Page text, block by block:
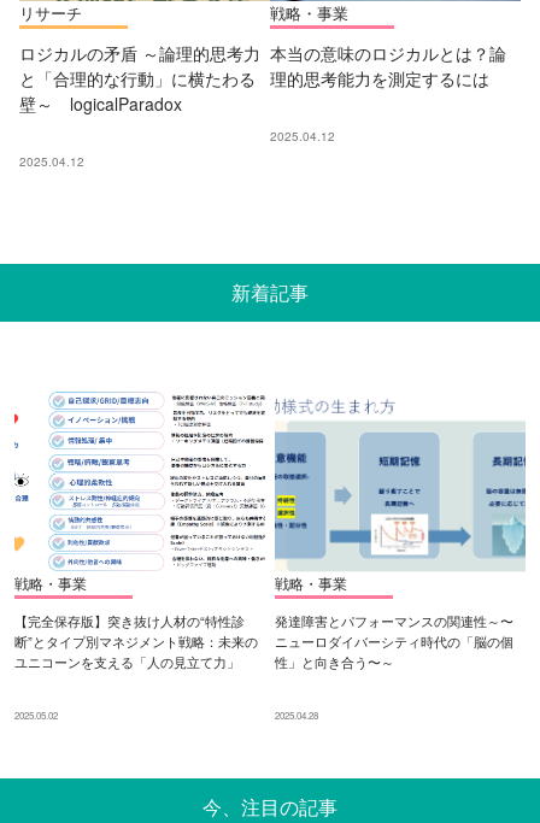
リサーチ
ロジカルの矛盾 ～論理的思考力
と「合理的な行動」に横たわる
壁～ logicalParadox
2025.04.12
戦略・事業
本当の意味のロジカルとは？論
理的思考能力を測定するには
2025.04.12
新着記事
戦略・事業
【完全保存版】突き抜け人材の“特性診
断”とタイプ別マネジメント戦略：未来の
ユニコーンを支える「人の見立て力」
2025.05.02
戦略・事業
発達障害とパフォーマンスの関連性～〜
ニューロダイバーシティ時代の「脳の個
性」と向き合う〜～
2025.04.28
今、注目の記事